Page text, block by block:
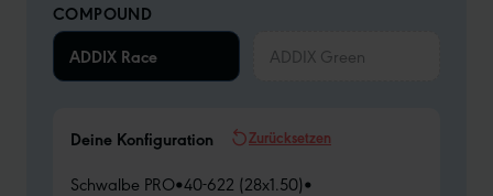
COMPOUND
ADDIX Race
ADDIX Green
Deine Konfiguration Zurücksetzen
Schwalbe PRO•40-622 (28x1.50)•